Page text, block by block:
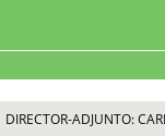
DIRECTOR-ADJUNTO: